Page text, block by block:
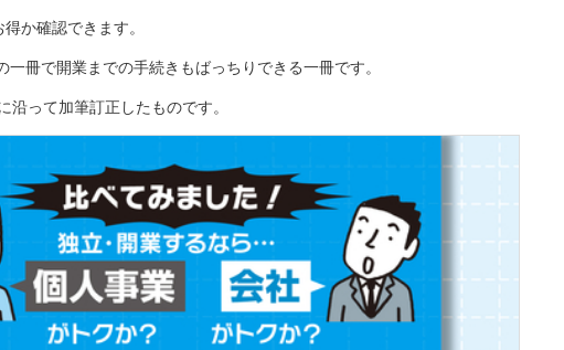
か確認できます。
冊で開業までの手続きもばっちりできる一冊です。
って加筆訂正したものです。